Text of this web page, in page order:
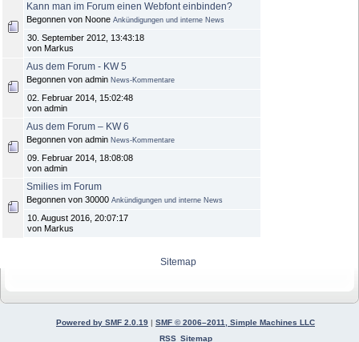
Kann man im Forum einen Webfont einbinden?
Begonnen von Noone Ankündigungen und interne News
30. September 2012, 13:43:18
von Markus
Aus dem Forum - KW 5
Begonnen von admin News-Kommentare
02. Februar 2014, 15:02:48
von admin
Aus dem Forum – KW 6
Begonnen von admin News-Kommentare
09. Februar 2014, 18:08:08
von admin
Smilies im Forum
Begonnen von 30000 Ankündigungen und interne News
10. August 2016, 20:07:17
von Markus
Sitemap
Powered by SMF 2.0.19 | SMF © 2006–2011, Simple Machines LLC
RSS Sitemap